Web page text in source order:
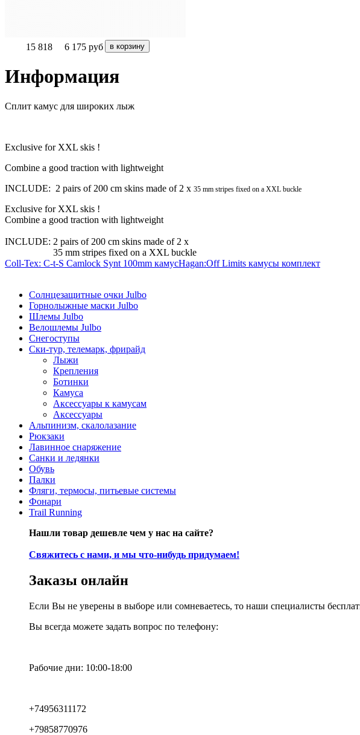
15 818 6 175 руб
Информация
Сплит камус для широких лыж
Exclusive for XXL skis !
Combine a good traction with lightweight
INCLUDE: 2 pairs of 200 cm skins made of 2 x 35 mm stripes fixed on a XXL buckle
Exclusive for XXL skis !
Combine a good traction with lightweight
INCLUDE: 2 pairs of 200 cm skins made of 2 x
35 mm stripes fixed on a XXL buckle
Coll-Tex: C-t-S Camlock Synt 100mm камусHagan:Off Limits камусы комплект
Солнцезащитные очки Julbo
Горнолыжные маски Julbo
Шлемы Julbo
Велошлемы Julbo
Снегоступы
Ски-тур, телемарк, фрирайд
Лыжи
Крепления
Ботинки
Камуса
Аксессуары к камусам
Аксессуары
Альпинизм, скалолазание
Рюкзаки
Лавинное снаряжение
Санки и ледянки
Обувь
Палки
Фляги, термосы, питьевые системы
Фонари
Trail Running
Нашли товар дешевле чем у нас на сайте?
Свяжитесь с нами, и мы что-нибудь придумаем!
Заказы онлайн
Если Вы не уверены в выборе или сомневаетесь, то наши специалисты
Вы всегда можете задать вопрос по телефону:
Рабочие дни: 10:00-18:00
+74956311172
+79858770976